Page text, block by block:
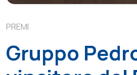
PREMI
Gruppo